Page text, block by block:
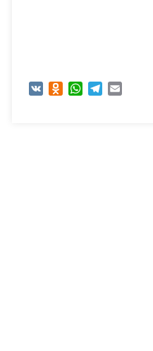
VK Odnoklassniki
WhatsAppTelegram